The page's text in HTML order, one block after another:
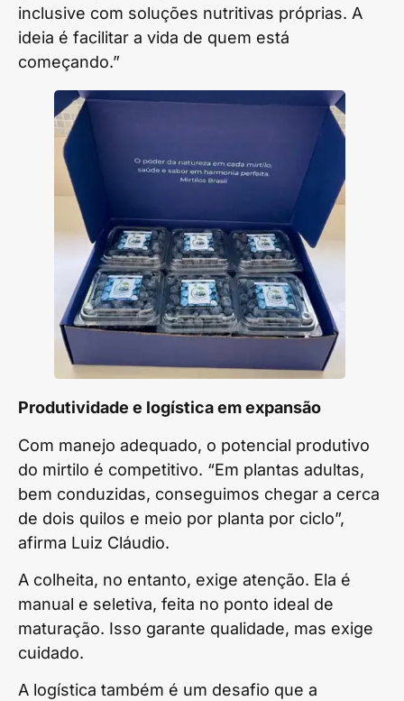
inclusive com soluções nutritivas próprias. A
ideia é facilitar a vida de quem está
começando.”
Produtividade e logística em expansão
Com manejo adequado, o potencial produtivo
do mirtilo é competitivo. “Em plantas adultas,
bem conduzidas, conseguimos chegar a cerca
de dois quilos e meio por planta por ciclo”,
afirma Luiz Cláudio.
A colheita, no entanto, exige atenção. Ela é
manual e seletiva, feita no ponto ideal de
maturação. Isso garante qualidade, mas exige
cuidado.
A logística também é um desafio que a